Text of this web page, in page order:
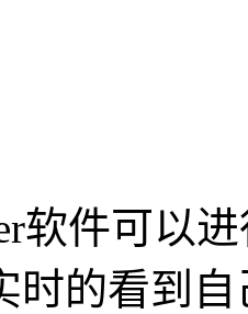
件可以进
时的看到